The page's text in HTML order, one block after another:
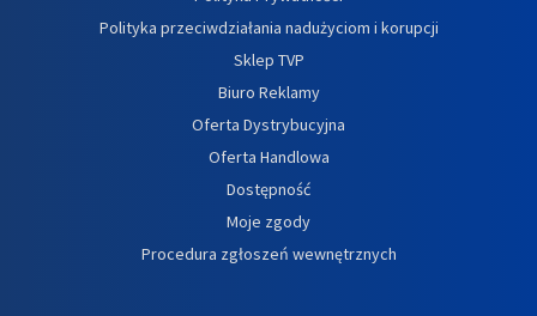
Polityka przeciwdziałania nadużyciom i korupcji
Sklep TVP
Biuro Reklamy
Oferta Dystrybucyjna
Oferta Handlowa
Dostępność
Moje zgody
Procedura zgłoszeń wewnętrznych